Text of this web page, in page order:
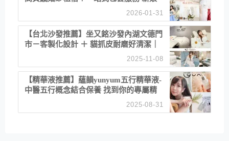
2026-01-31
【台北沙發推薦】坐又銘沙發內湖文德門
市－客製化設計 ＋ 貓抓皮耐磨好清潔｜
直營直銷、價格透明 高CP值打造夢想
2025-11-08
【精華液推薦】蘊韻yunyum五行精華液-
中醫五行概念結合保養 找到你的專屬精
華！ 水㊀土㊀就選「潤・賦精華」維持
2025-08-31